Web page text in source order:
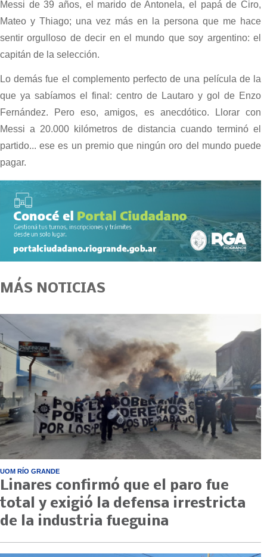
Messi de 39 años, el marido de Antonela, el papá de Ciro,
Mateo y Thiago; una vez más en la persona que me hace
sentir orgulloso de decir en el mundo que soy argentino: el
capitán de la selección.
Lo demás fue el complemento perfecto de una película de la
que ya sabíamos el final: centro de Lautaro y gol de Enzo
Fernández. Pero eso, amigos, es anecdótico. Llorar con
Messi a 20.000 kilómetros de distancia cuando terminó el
partido... ese es un premio que ningún oro del mundo puede
pagar.
MÁS NOTICIAS
UOM RÍO GRANDE
Linares confirmó que el paro fue
total y exigió la defensa irrestricta
de la industria fueguina